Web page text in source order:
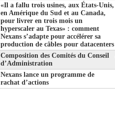
«Il a fallu trois usines, aux États-Unis,
en Amérique du Sud et au Canada,
pour livrer en trois mois un
hyperscaler au Texas» : comment
Nexans s’adapte pour accélérer sa
production de câbles pour datacenters
Composition des Comités du Conseil
d’Administration
Nexans lance un programme de
rachat d’actions